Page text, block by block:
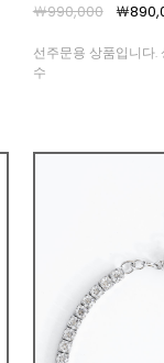
￦990,000 ￦
선주문용 상품입니다.
수